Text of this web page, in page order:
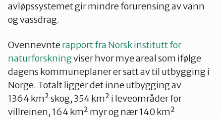
avløpssystemet gir mindre forurensing av vann
og vassdrag.
Ovennevnterapport fra Norsk institutt for
naturforskningviser hvor mye areal som ifølge
dagens kommuneplaner er satt av til utbygging i
Norge. Totalt ligger det inne utbygging av
1364 km² skog, 354 km² i leveområder for
villreinen, 164 km² myr og nær 140 km²